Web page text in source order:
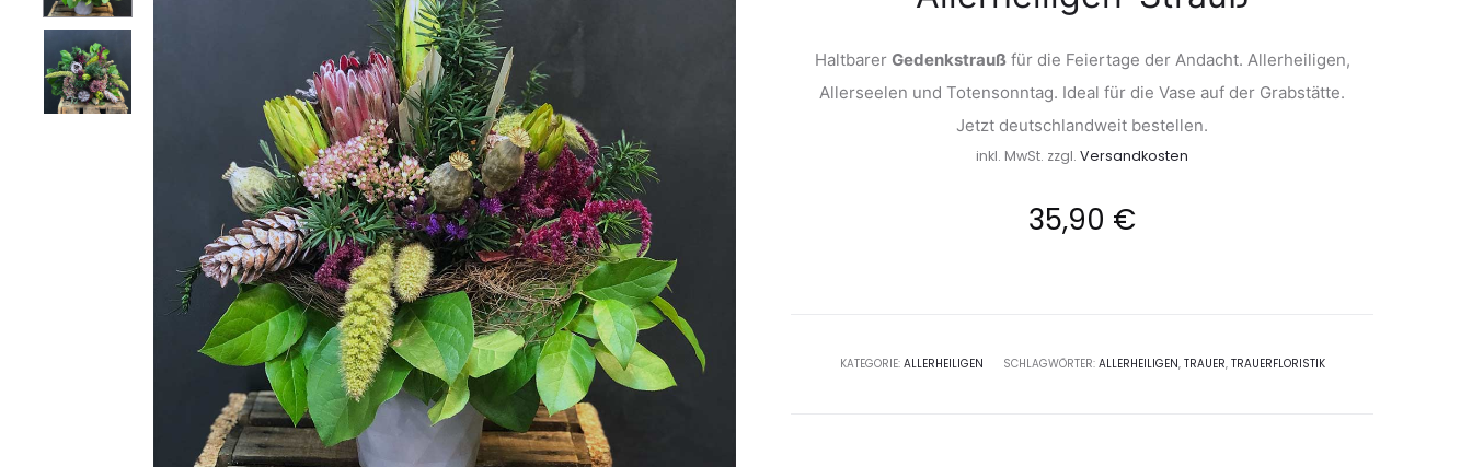
Haltbarer Gedenkstraußfür die Feiertage der Andacht. Allerheiligen,
Allerseelen und Totensonntag. Ideal für die Vase auf der Grabstätte.
Jetzt deutschlandweit bestellen.
inkl. MwSt. zzgl. Versandkosten
35,90 €
KATEGORIE: ALLERHEILIGEN SCHLAGWÖRTER: ALLERHEILIGEN, TRAUER, TRAUERFLORISTIK